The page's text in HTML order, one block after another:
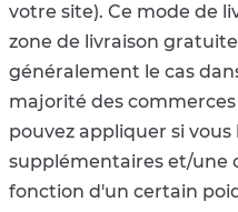
votre site). Ce mode de
zone de livraison
généralement le cas
majorité des
pouvez appliquer si
supplémentaires et/une
fonction d'un certain